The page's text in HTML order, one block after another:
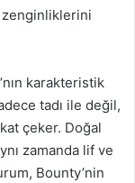
karakteristik
tadı ile değil,
çeker. Doğal
zamanda lif ve
Bounty’nin